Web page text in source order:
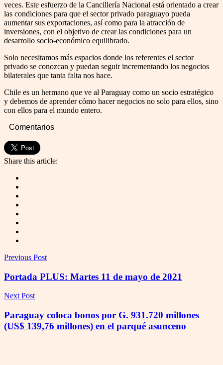
veces. Este esfuerzo de la Cancillería Nacional está orientado a crear
las condiciones para que el sector privado paraguayo pueda
aumentar sus exportaciones, así como para la atracción de
inversiones, con el objetivo de crear las condiciones para un
desarrollo socio-económico equilibrado.
Solo necesitamos más espacios donde los referentes el sector
privado se conozcan y puedan seguir incrementando los negocios
bilaterales que tanta falta nos hace.
Chile es un hermano que ve al Paraguay como un socio estratégico
y debemos de aprender cómo hacer negocios no solo para ellos, sino
con ellos para el mundo entero.
Comentarios
Share this article:
Previous Post
Portada PLUS: Martes 11 de mayo de 2021
Next Post
Paraguay coloca bonos por G. 931.720 millones
(US$ 139,76 millones) en el parqué asunceno